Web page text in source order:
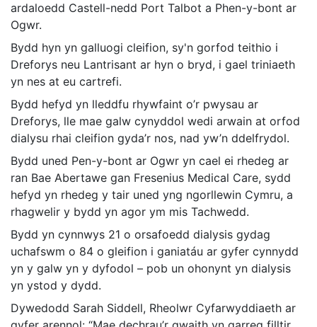
ardaloedd Castell-nedd Port Talbot a Phen-y-bont ar
Ogwr.
Bydd hyn yn galluogi cleifion, sy'n gorfod teithio i
Dreforys neu Lantrisant ar hyn o bryd, i gael triniaeth
yn nes at eu cartrefi.
Bydd hefyd yn lleddfu rhywfaint o’r pwysau ar
Dreforys, lle mae galw cynyddol wedi arwain at orfod
dialysu rhai cleifion gyda’r nos, nad yw’n ddelfrydol.
Bydd uned Pen-y-bont ar Ogwr yn cael ei rhedeg ar
ran Bae Abertawe gan Fresenius Medical Care, sydd
hefyd yn rhedeg y tair uned yng ngorllewin Cymru, a
rhagwelir y bydd yn agor ym mis Tachwedd.
Bydd yn cynnwys 21 o orsafoedd dialysis gydag
uchafswm o 84 o gleifion i ganiatáu ar gyfer cynnydd
yn y galw yn y dyfodol – pob un ohonynt yn dialysis
yn ystod y dydd.
Dywedodd Sarah Siddell, Rheolwr Cyfarwyddiaeth ar